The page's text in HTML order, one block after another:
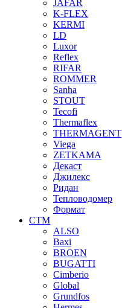
JAFAR
K-FLEX
KERMI
LD
Luxor
Reflex
RIFAR
ROMMER
Sanha
STOUT
Tecofi
Thermaflex
THERMAGENT
Viega
ZETKAMA
Декаст
Джилекс
Ридан
Тепловодомер
Формат
СТМ
ALSO
Baxi
BROEN
BUGATTI
Cimberio
Global
Grundfos